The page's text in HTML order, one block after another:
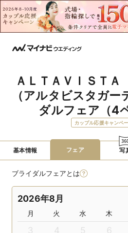
ＡＬＴＡＶＩＳＴＡ
（アルタビスタガー
ダルフェア（4
カップル応援キャンペ
基本情報 フェア 写
ブライダルフェアとは
2026年8月
月 火 水 木
3 4 5 6